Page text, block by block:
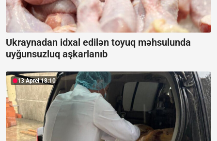
Ukraynadan idxal edilən toyuq məhsulunda
uyğunsuzluq aşkarlanıb
13 Aprel 18:10